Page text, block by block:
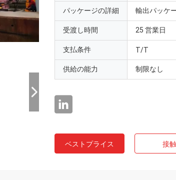
パッケージの詳細 輸出パッケ
受渡し時間 25 営業日
支払条件 T/T
供給の能力 制限なし
ベストプライス 接触